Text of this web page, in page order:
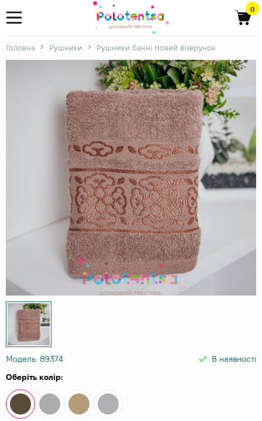
0
Головна Рушники Рушники банні Новий візерунок
Модель: 89374
В наявності
Оберіть колір: